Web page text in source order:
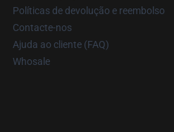
Políticas de devolução e reembolso
Contacte-nos
Ajuda ao cliente (FAQ)
Whosale